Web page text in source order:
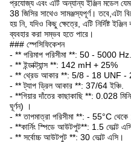
প্রযোজ্য এবং এটি অন্যান্য ইঞ্জিন মডেল
38 জিসির সাথেও সামঞ্জস্যপূর্ণ। তবে,এটা
হয় নি, যদিও কিছু ক্ষেত্রে, এটি নির্দিষ্ট
ব্যবহার করা সম্ভব হতে পারে।
### স্পেসিফিকেশন
- ** পরিমাপ পরিসীমা **: 50 - 5000 Hz.
- ** ইন্ডাক্ট্যান্স **: 142 mH + 25%
- ** থ্রেড আকার **: 5/8 - 18 UNF -
- ** ট্যাপ ড্রিল আকার **: 37/64 ইঞ্চি.
- **গিয়ার দাঁতের কাছাকাছি **: 0.028
ঘূর্ণন) ।
- ** তাপমাত্রা পরিসীমা **: - 55°C
- **কার্নিং স্পিডে আউটপুট**: 1.5 ভোল্ট
- ** সর্বোচ্চ আউটপুট **: 30 ভোল্ট এসি।